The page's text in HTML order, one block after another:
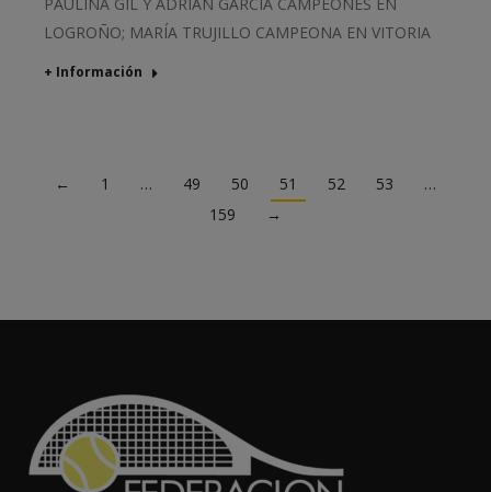
LOGROÑO; MARÍA TRUJILLO CAMPEONA EN VITORIA
+ Información
← 1 … 49 50 51 52 53
…
159
→